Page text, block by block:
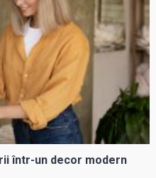
într-un decor modern